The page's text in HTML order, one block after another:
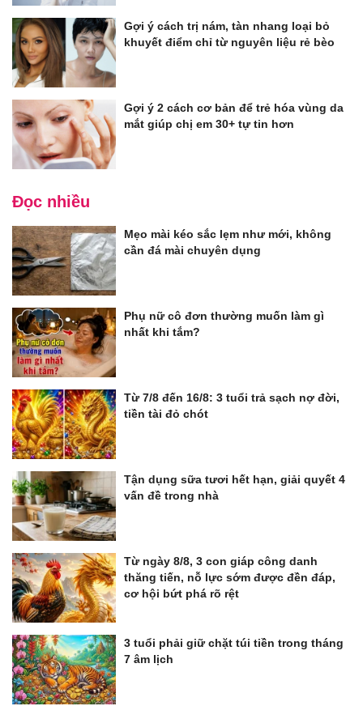
Gợi ý cách trị nám, tàn nhang loại bỏ
khuyết điểm chỉ từ nguyên liệu rẻ bèo
Gợi ý 2 cách cơ bản để trẻ hóa vùng da
mắt giúp chị em 30+ tự tin hơn
Đọc nhiều
Mẹo mài kéo sắc lẹm như mới, không
cần đá mài chuyên dụng
Phụ nữ cô đơn thường muốn làm gì
nhất khi tắm?
Từ 7/8 đến 16/8: 3 tuổi trả sạch nợ đời,
tiền tài đỏ chót
Tận dụng sữa tươi hết hạn, giải quyết 4
vấn đề trong nhà
Từ ngày 8/8, 3 con giáp công danh
thăng tiến, nỗ lực sớm được đền đáp,
cơ hội bứt phá rõ rệt
3 tuổi phải giữ chặt túi tiền trong tháng
7 âm lịch